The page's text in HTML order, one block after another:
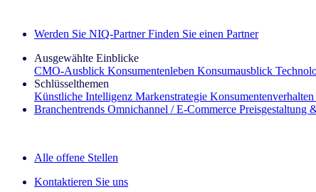
Werden Sie NIQ-Partner Finden Sie einen Partner
Ausgewählte Einblicke
CMO‑Ausblick Konsumentenleben Konsumausblick
Schlüsselthemen
Künstliche Intelligenz Markenstrategie Konsumentenverhalten
Branchentrends Omnichannel / E‑Commerce Preisgestaltung
Alle offene Stellen
Kontaktieren Sie uns